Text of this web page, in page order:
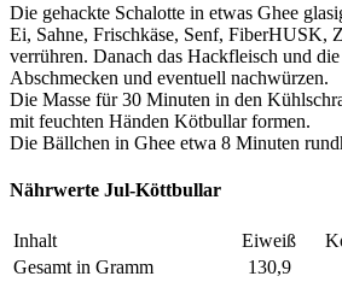
Die gehackte Schalotte in etwas Ghee
Ei, Sahne, Frischkäse, Senf, FiberHUSK,
verrühren. Danach das Hackfleisch und
Abschmecken und eventuell nachwürzen.
Die Masse für 30 Minuten in den
mit feuchten Händen Kötbullar formen.
Die Bällchen in Ghee etwa 8 Minuten
Nährwerte Jul-Köttbullar
Inhalt Eiweiß
Gesamt in Gramm
130,9